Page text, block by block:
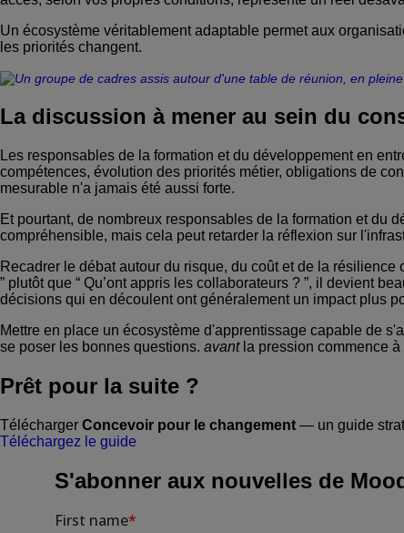
Un écosystème véritablement adaptable permet aux
les priorités changent.
La discussion à mener au sein du
Les responsables de la formation et du développement en
compétences, évolution des priorités métier, obligations de
mesurable n'a jamais été aussi forte.
Et pourtant, de nombreux responsables de la formation et du
compréhensible, mais cela peut retarder la réflexion sur
Recadrer le débat autour du risque, du coût et de la
” plutôt que “ Qu’ont appris les collaborateurs ? ”, il devient
décisions qui en découlent ont généralement un impact plus
Mettre en place un écosystème d'apprentissage capable de
se poser les bonnes questions. avant la pression commence
Prêt pour la suite ?
Télécharger Concevoir pour le changement — un guide
Téléchargez le guide
S'abonner aux nouvelles de